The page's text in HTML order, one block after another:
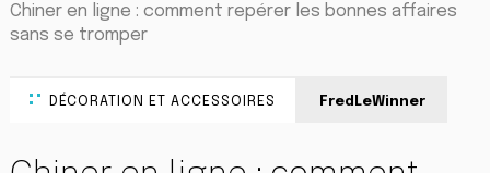
Chiner en ligne : comment repérer les bonnes affaires
sans se tromper
DÉCORATION ET ACCESSOIRES FredLeWinner